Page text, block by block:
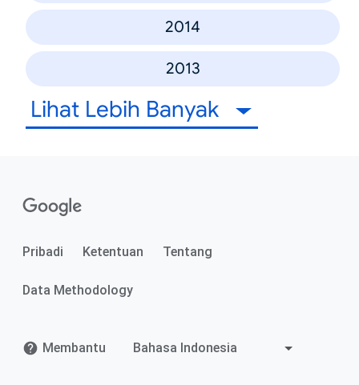
2014
2013
Lihat Lebih Banyak
Pribadi Ketentuan Tentang
Data Methodology
Membantu